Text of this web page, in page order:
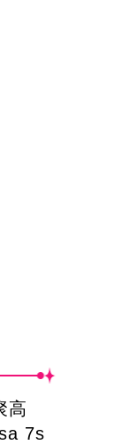
高
7s